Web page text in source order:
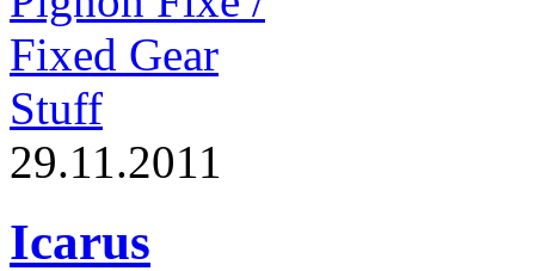
Stuff
29.11.2011
Icarus